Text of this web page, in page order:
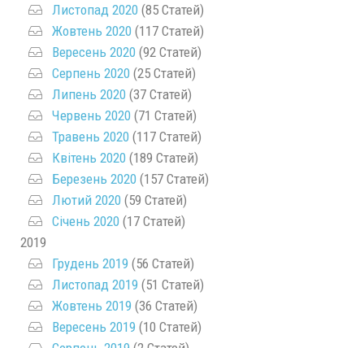
Листопад 2020 (85 Статей)
Жовтень 2020 (117 Статей)
Вересень 2020 (92 Статей)
Серпень 2020 (25 Статей)
Липень 2020 (37 Статей)
Червень 2020 (71 Статей)
Травень 2020 (117 Статей)
Квітень 2020 (189 Статей)
Березень 2020 (157 Статей)
Лютий 2020 (59 Статей)
Січень 2020 (17 Статей)
2019
Грудень 2019 (56 Статей)
Листопад 2019 (51 Статей)
Жовтень 2019 (36 Статей)
Вересень 2019 (10 Статей)